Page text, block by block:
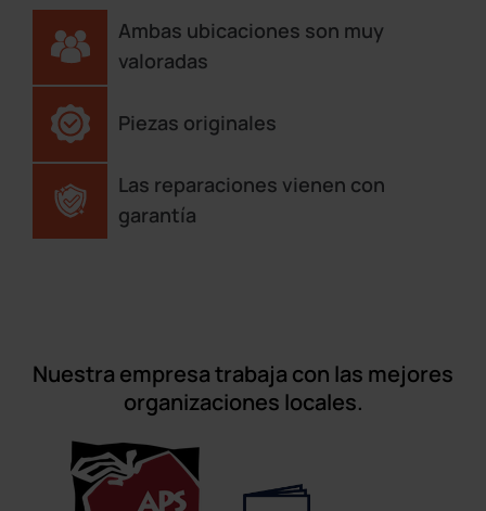
Ambas ubicaciones son muy
valoradas
Piezas originales
Las reparaciones vienen con
garantía
Nuestra empresa trabaja con las mejores
organizaciones locales.